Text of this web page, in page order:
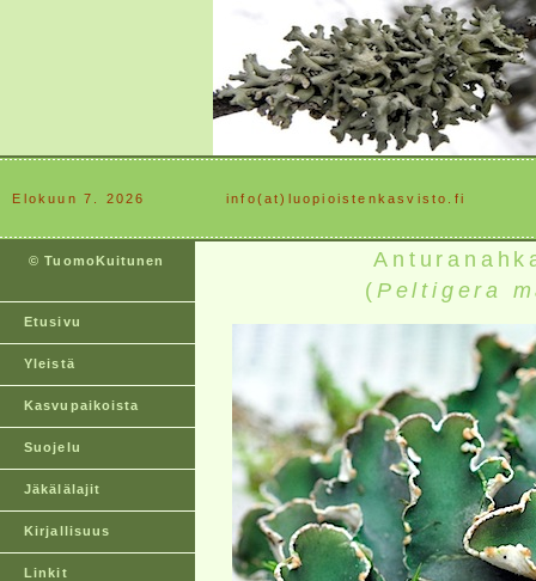
Elokuun 7. 2026 ............info(at)luopioistenkasvisto.fi
© TuomoKuitunen
Etusivu
Yleistä
Kasvupaikoista
Suojelu
Jäkälälajit
Kirjallisuus
Linkit
( Peltigera